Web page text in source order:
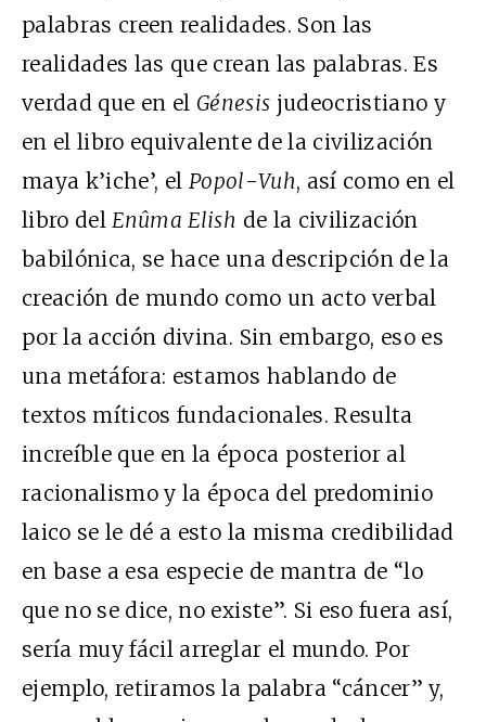
palabras creen realidades. Son las
realidades las que crean las palabras. Es
verdad que en el Génesis judeocristiano y
en el libro equivalente de la civilización
maya k’iche’, el Popol-Vuh, así como en el
libro del Enûma Elish de la civilización
babilónica, se hace una descripción de la
creación de mundo como un acto verbal
por la acción divina. Sin embargo, eso es
una metáfora: estamos hablando de
textos míticos fundacionales. Resulta
increíble que en la época posterior al
racionalismo y la época del predominio
laico se le dé a esto la misma credibilidad
en base a esa especie de mantra de “lo
que no se dice, no existe”. Si eso fuera así,
sería muy fácil arreglar el mundo. Por
ejemplo, retiramos la palabra “cáncer” y,